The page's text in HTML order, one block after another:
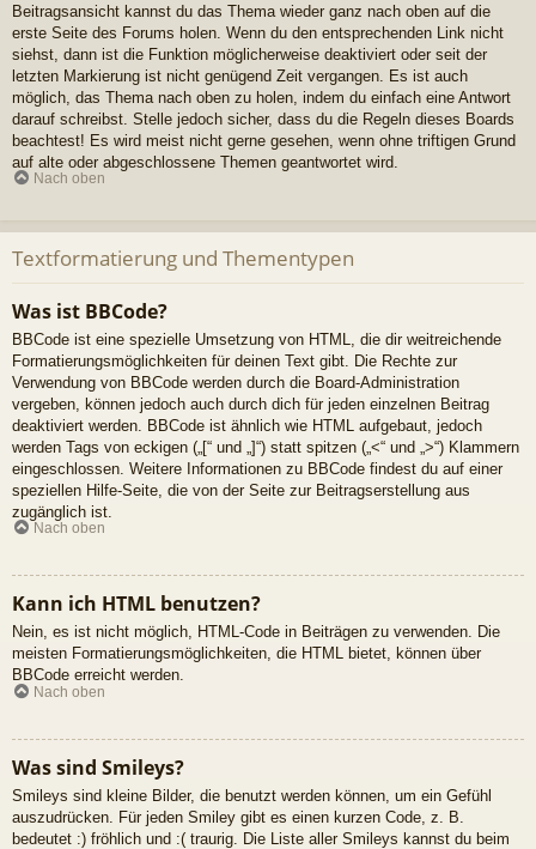
Beitragsansicht kannst du das Thema wieder ganz nach oben auf die
erste Seite des Forums holen. Wenn du den entsprechenden Link nicht
siehst, dann ist die Funktion möglicherweise deaktiviert oder seit der
letzten Markierung ist nicht genügend Zeit vergangen. Es ist auch
möglich, das Thema nach oben zu holen, indem du einfach eine Antwort
darauf schreibst. Stelle jedoch sicher, dass du die Regeln dieses Boards
beachtest! Es wird meist nicht gerne gesehen, wenn ohne triftigen Grund
auf alte oder abgeschlossene Themen geantwortet wird.
Nach oben
Textformatierung und Thementypen
Was ist BBCode?
BBCode ist eine spezielle Umsetzung von HTML, die dir weitreichende
Formatierungsmöglichkeiten für deinen Text gibt. Die Rechte zur
Verwendung von BBCode werden durch die Board-Administration
vergeben, können jedoch auch durch dich für jeden einzelnen Beitrag
deaktiviert werden. BBCode ist ähnlich wie HTML aufgebaut, jedoch
werden Tags von eckigen („[“ und „]“) statt spitzen („<“ und „>“) Klammern
eingeschlossen. Weitere Informationen zu BBCode findest du auf einer
speziellen Hilfe-Seite, die von der Seite zur Beitragserstellung aus
zugänglich ist.
Nach oben
Kann ich HTML benutzen?
Nein, es ist nicht möglich, HTML-Code in Beiträgen zu verwenden. Die
meisten Formatierungsmöglichkeiten, die HTML bietet, können über
BBCode erreicht werden.
Nach oben
Was sind Smileys?
Smileys sind kleine Bilder, die benutzt werden können, um ein Gefühl
auszudrücken. Für jeden Smiley gibt es einen kurzen Code, z. B.
bedeutet :) fröhlich und :( traurig. Die Liste aller Smileys kannst du beim